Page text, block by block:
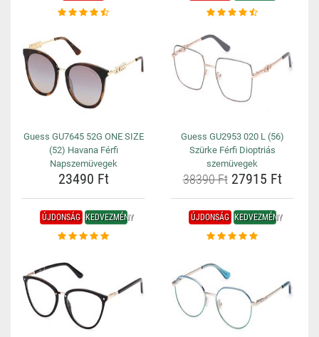
Guess GU7645 52G ONE SIZE
(52) Havana Férfi
Napszemüvegek
23490 Ft
Guess GU2953 020 L (56)
Szürke Férfi Dioptriás
szemüvegek
38390 Ft27915 Ft
ÚJDONSÁG KEDVEZMÉNY ÚJDONSÁG KEDVEZMÉNY